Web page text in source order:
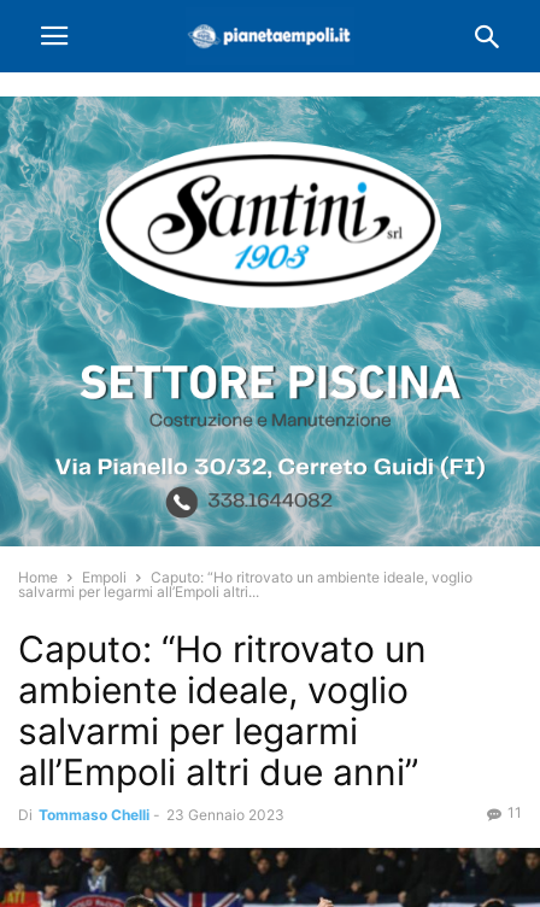
Home Empoli
Caputo: “Ho ritrovato un ambiente ideale, voglio
salvarmi per legarmi all’Empoli altri...
Caputo: “Ho ritrovato un
ambiente ideale, voglio
salvarmi per legarmi
all’Empoli altri due anni”
Di Tommaso Chelli - 23 Gennaio 2023 11